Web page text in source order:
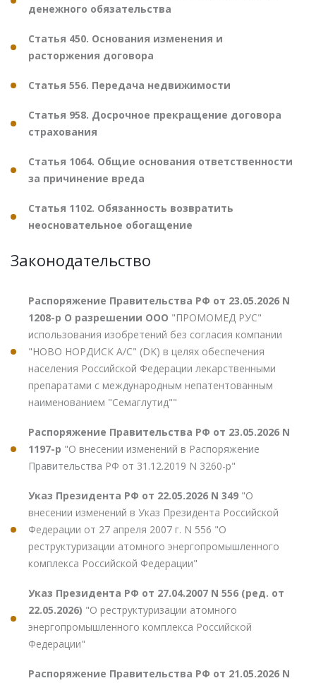
денежного обязательства
Статья 450. Основания изменения и
расторжения договора
Статья 556. Передача недвижимости
Статья 958. Досрочное прекращение договора
страхования
Статья 1064. Общие основания ответственности
за причинение вреда
Статья 1102. Обязанность возвратить
неосновательное обогащение
Законодательство
Распоряжение Правительства РФ от 23.05.2026 N
1208-р О разрешении ООО "ПРОМОМЕД РУС"
использования изобретений без согласия компании
"НОВО НОРДИСК А/С" (DK) в целях обеспечения
населения Российской Федерации лекарственными
препаратами с международным непатентованным
наименованием "Семаглутид""
Распоряжение Правительства РФ от 23.05.2026 N
1197-р "О внесении изменений в Распоряжение
Правительства РФ от 31.12.2019 N 3260-р"
Указ Президента РФ от 22.05.2026 N 349 "О
внесении изменений в Указ Президента Российской
Федерации от 27 апреля 2007 г. N 556 "О
реструктуризации атомного энергопромышленного
комплекса Российской Федерации"
Указ Президента РФ от 27.04.2007 N 556 (ред. от
22.05.2026) "О реструктуризации атомного
энергопромышленного комплекса Российской
Федерации"
Распоряжение Правительства РФ от 21.05.2026 N